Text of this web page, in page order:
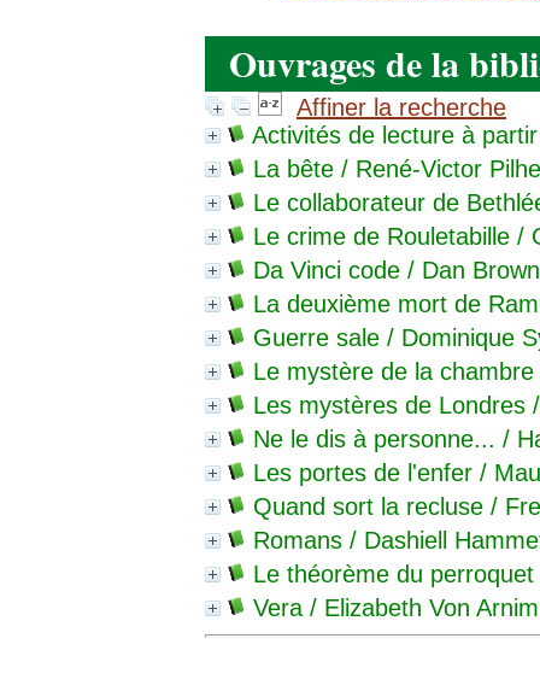
Ouvrages de la
Affiner la recherche
Activités de lecture à
La bête / René-Victor
Le collaborateur de
Le crime de Rouletabille /
Da Vinci code / Dan
La deuxième mort de
Guerre sale / Dominique
Le mystère de la chambre
Les mystères de Londres
Ne le dis à personne... /
Les portes de l'enfer /
Quand sort la recluse /
Romans / Dashiell
Le théorème du perroquet
Vera / Elizabeth Von